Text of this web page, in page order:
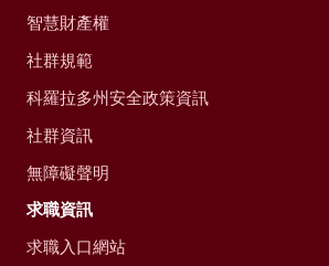
智慧財產權
社群規範
科羅拉多州安全政策資訊
社群資訊
無障礙聲明
求職資訊
求職入口網站